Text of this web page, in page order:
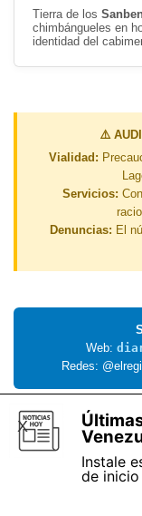
Tierra de los
chimbángueles en
identidad del
⚠️
Vialidad:
Servicios:
Denuncias: El
Web:
Redes:
Saltar
Instale
de
X